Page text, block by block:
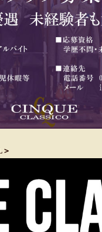
ッシ
Mario Doni【マリオ
ロスイントレレザ